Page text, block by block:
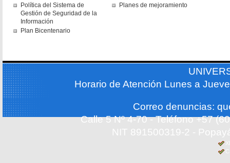
Política del Sistema de
Gestión de Seguridad de la
Información
Plan Bicentenario
Planes de mejoramiento
Horario de Atención Lunes a
Correo denuncias:
Calle 5 Nº 4-70 - Teléfono +57
NIT 891500319-2 -